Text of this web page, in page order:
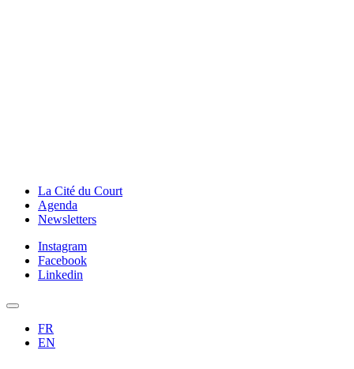
La Cité du Court
Agenda
Newsletters
Instagram
Facebook
Linkedin
FR
EN